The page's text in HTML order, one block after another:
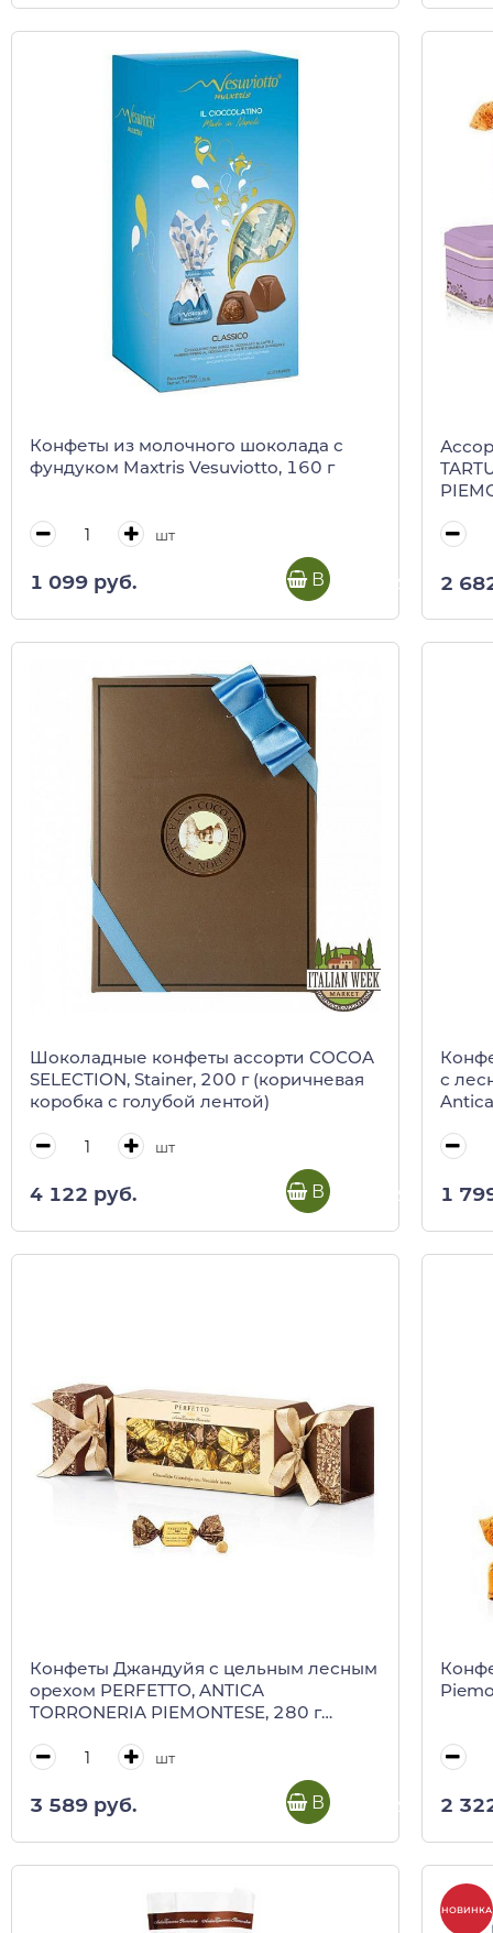
Конфеты из молочного шоколада с
фундуком Maxtris Vesuviotto, 160 г
шт
1 099 руб. В корзину 2
Шоколадные конфеты ассорти COCOA
SELECTION, Stainer, 200 г (коричневая
коробка с голубой лентой)
шт
4 122 руб. В корзину
с
1
Конфеты Джандуйя с цельным лесным
орехом PERFETTO, ANTICA
TORRONERIA PIEMONTESE, 280 г
шт
3 589 руб. В корзину 2
НОВИНКА